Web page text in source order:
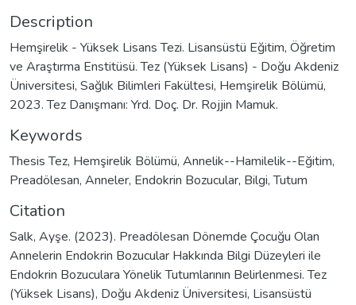
Description
Hemşirelik - Yüksek Lisans Tezi. Lisansüstü Eğitim, Öğretim
ve Araştırma Enstitüsü. Tez (Yüksek Lisans) - Doğu Akdeniz
Üniversitesi, Sağlık Bilimleri Fakültesi, Hemşirelik Bölümü,
2023. Tez Danışmanı: Yrd. Doç. Dr. Rojjin Mamuk.
Keywords
Thesis Tez, Hemşirelik Bölümü, Annelik--Hamilelik--Eğitim,
Preadölesan, Anneler, Endokrin Bozucular, Bilgi,Tutum
Citation
Salk, Ayşe. (2023). Preadölesan Dönemde Çocuğu Olan
Annelerin Endokrin Bozucular Hakkında Bilgi Düzeyleri ile
Endokrin Bozuculara Yönelik Tutumlarının Belirlenmesi. Tez
(Yüksek Lisans), Doğu Akdeniz Üniversitesi, Lisansüstü